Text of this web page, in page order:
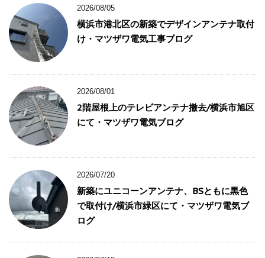
2026/08/05
横浜市港北区の新築でデザインアンテナ取付
け・マツザワ電気工事ブログ
2026/08/01
2階屋根上のテレビアンテナ撤去/横浜市旭区
にて・マツザワ電気ブログ
2026/07/20
新築にユニコーンアンテナ、BSともに黒色
で取付け/横浜市緑区にて・マツザワ電気ブ
ログ